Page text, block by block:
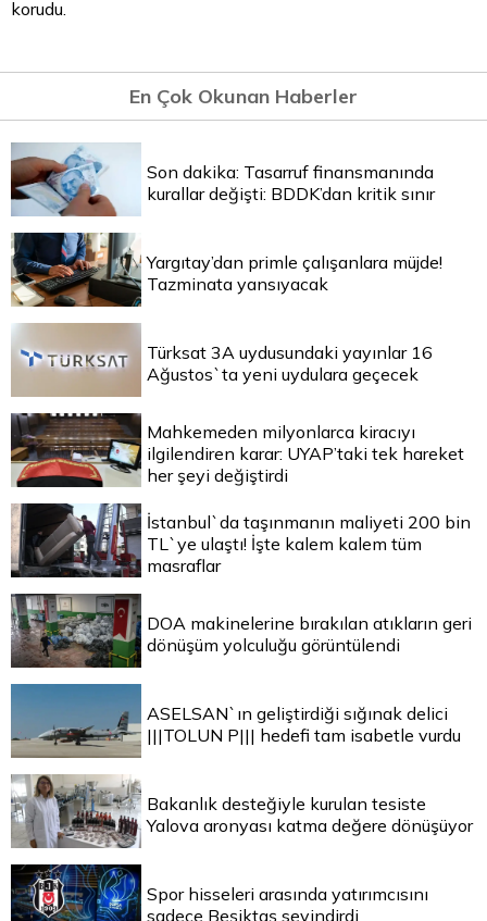
korudu.
En Çok Okunan Haberler
Son dakika: Tasarruf finansmanında
kurallar değişti: BDDK’dan kritik sınır
Yargıtay’dan primle çalışanlara müjde!
Tazminata yansıyacak
Türksat 3A uydusundaki yayınlar 16
Ağustos`ta yeni uydulara geçecek
Mahkemeden milyonlarca kiracıyı
ilgilendiren karar: UYAP’taki tek hareket
her şeyi değiştirdi
İstanbul`da taşınmanın maliyeti 200 bin
TL`ye ulaştı! İşte kalem kalem tüm
masraflar
DOA makinelerine bırakılan atıkların geri
dönüşüm yolculuğu görüntülendi
ASELSAN`ın geliştirdiği sığınak delici
|||TOLUN P||| hedefi tam isabetle vurdu
Bakanlık desteğiyle kurulan tesiste
Yalova aronyası katma değere dönüşüyor
Spor hisseleri arasında yatırımcısını
sadece Beşiktaş sevindirdi